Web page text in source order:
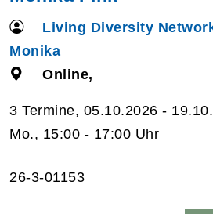
Living Diversity
Monika
Online,
3 Termine, 05.10.2026 -
Mo., 15:00 - 17:00 Uhr
26-3-01153